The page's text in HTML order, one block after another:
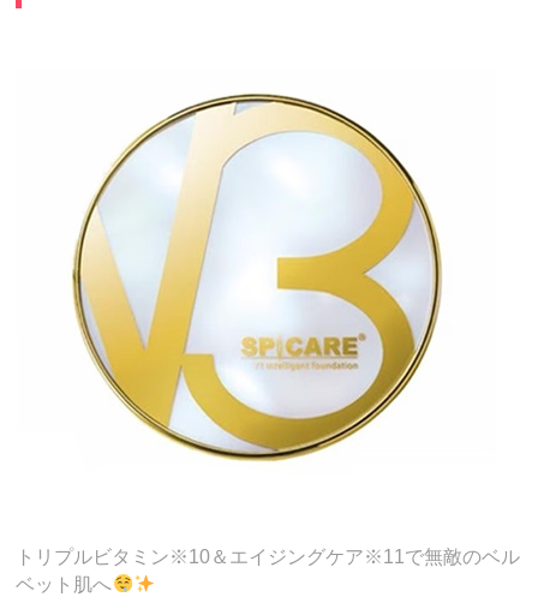
トリプルビタミン※10＆エイジングケア※11で無敵のベル
ベット肌へ